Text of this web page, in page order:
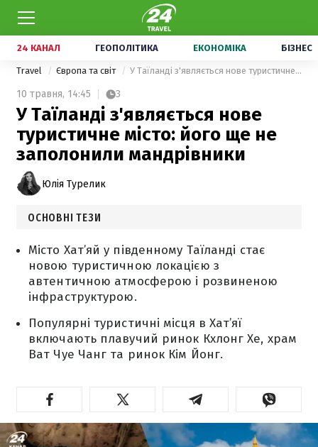
24 КАНАЛ ГЕОПОЛІТИКА ЕКОНОМІКА БІЗНЕС
Travel Європа та світ У Таїланді з'являється нове туристичне місто: його ще не заполонили мандрівники
10 травня, 14:45 3
У Таїланді з'являється нове
туристичне місто: його ще не
заполонили мандрівники
Юлія Турелик
ОСНОВНІ ТЕЗИ
Місто Хат’яй у південному Таїланді стає
новою туристичною локацією з
автентичною атмосферою і розвиненою
інфраструктурою.
Популярні туристичні місця в Хат’яї
включають плавучий ринок Кхлонг Хе, храм
Ват Чуе Чанг та ринок Кім Йонг.